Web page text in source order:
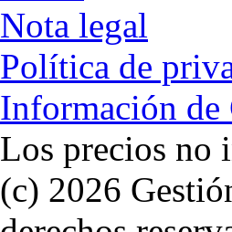
Nota legal
Política de
Información de
Los precios no
(c) 2026